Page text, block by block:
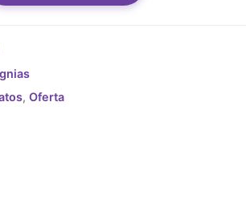
, Oferta